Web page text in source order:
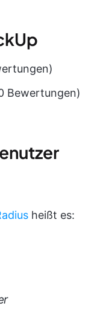
Bewertungen)
heißt es: